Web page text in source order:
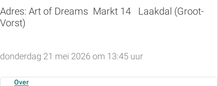
Adres: Art of Dreams Markt 14 Laakdal (Groot-
Vorst)
donderdag 21 mei 2026 om 13:45 uur
Over